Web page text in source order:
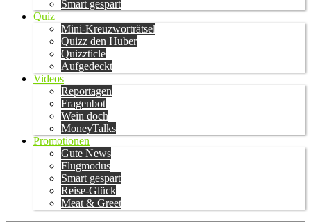
Smart gespart
Quiz
Mini-Kreuzworträtsel
Quizz den Huber
Quizzticle
Aufgedeckt
Videos
Reportagen
Fragenbot
Wein doch
MoneyTalks
Promotionen
Gute News
Flugmodus
Smart gespart
Reise-Glück
Meat & Greet